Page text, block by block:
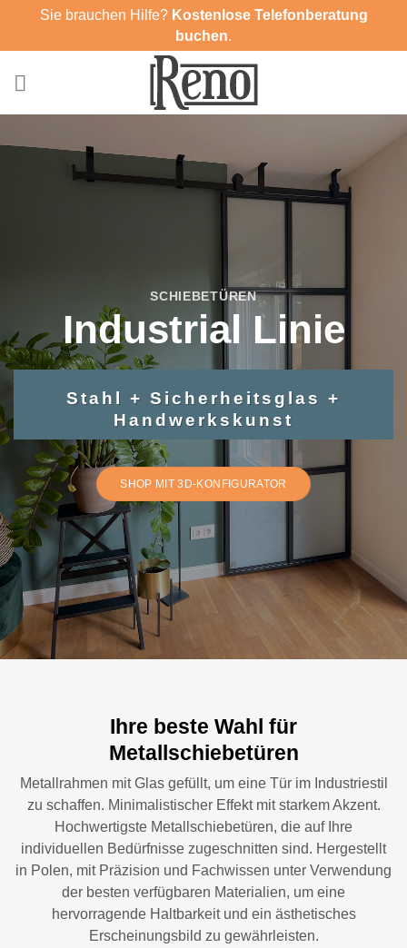
springen
Sie brauchen Hilfe? Kostenlose Telefonberatung
buchen.
SCHIEBETÜREN
Industrial Linie
Stahl + Sicherheitsglas +
Handwerkskunst
SHOP MIT 3D-KONFIGURATOR
Ihre beste Wahl für
Metallschiebetüren
Metallrahmen mit Glas gefüllt, um eine Tür im Industriestil
zu schaffen. Minimalistischer Effekt mit starkem Akzent.
Hochwertigste Metallschiebetüren, die auf Ihre
individuellen Bedürfnisse zugeschnitten sind. Hergestellt
in Polen, mit Präzision und Fachwissen unter Verwendung
der besten verfügbaren Materialien, um eine
hervorragende Haltbarkeit und ein ästhetisches
Erscheinungsbild zu gewährleisten.